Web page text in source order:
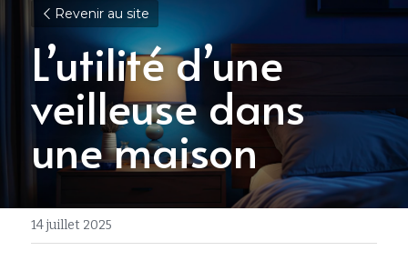
Revenir au site
L’utilité d’une
veilleuse dans
une maison
14 juillet 2025